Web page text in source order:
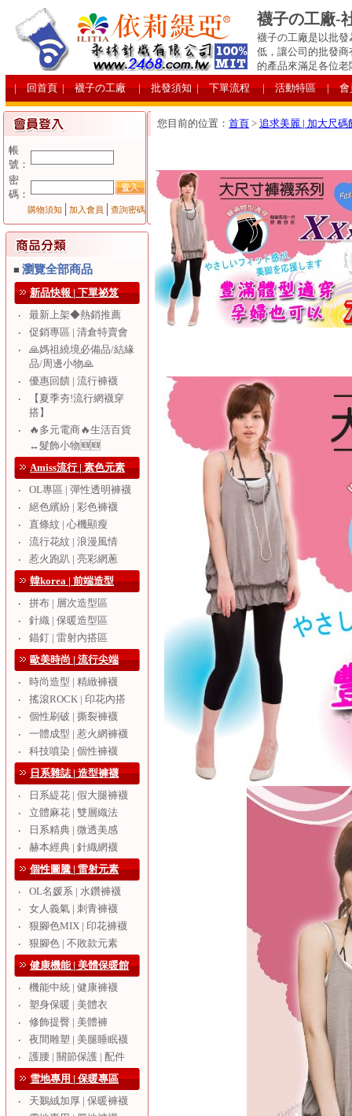
襪子の工廠-
襪子の工廠是以批
低，讓公司的批發
的產品來滿足各位老
| 回首頁 | 襪子の工廠 | 批發須知 | 下單流程 | 活動特區 | 會
帳
號：
密
碼：
購物須知 加入會員 查詢密碼
■ 瀏覽全部商品
新品快報 | 下單祕笈
‧
最新上架◆熱銷推薦
‧
促銷專區 | 清倉特賣會
‧
🙏媽祖繞境必備品/結緣
品/周邊小物🙏
‧
優惠回饋 | 流行褲襪
‧
【夏季夯!流行網襪穿
搭】
‧
🔥多元電商🔥生活百貨
↔️髮飾小物🆕🆕
Amiss流行 | 素色元素
‧
OL專區 | 彈性透明褲襪
‧
絕色繽紛 | 彩色褲襪
‧
直條紋 | 心機顯瘦
‧
流行花紋 | 浪漫風情
‧
惹火跑趴 | 亮彩網蔥
韓korea | 前端造型
‧
拼布 | 層次造型區
‧
針織 | 保暖造型區
‧
錨釘 | 雷射內搭區
歐美時尚 | 流行尖端
‧
時尚造型 | 精緻褲襪
‧
搖滾ROCK | 印花內搭
‧
個性刷破 | 撕裂褲襪
‧
一體成型 | 惹火網褲襪
‧
科技噴染 | 個性褲襪
日系雜誌 | 造型褲襪
‧
日系緹花 | 假大腿褲襪
‧
立體麻花 | 雙層織法
‧
日系精典 | 微透美感
‧
赫本經典 | 針織網襪
個性圖騰 | 雷射元素
‧
OL名媛系 | 水鑽褲襪
‧
女人義氣 | 刺青褲襪
‧
狠腳色MIX | 印花褲襪
‧
狠腳色 | 不敗款元素
健康機能 | 美體保暖館
‧
機能中統 | 健康褲襪
‧
塑身保暖 | 美體衣
‧
修飾提臀 | 美體褲
‧
夜間雕塑 | 美腿睡眠襪
‧
護腰 | 關節保護 | 配件
雪地專用 | 保暖專區
‧
天鵝絨加厚 | 保暖褲襪
您目前的位置： 首頁 > 追求美麗 | 加大尺碼